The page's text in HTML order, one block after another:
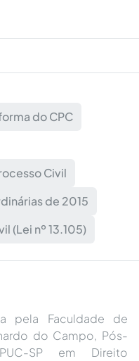
do CPC
Civil
de 2015
(Lei nº 13.105)
pela Faculdade de
do Campo, Pós-
SP em Direito